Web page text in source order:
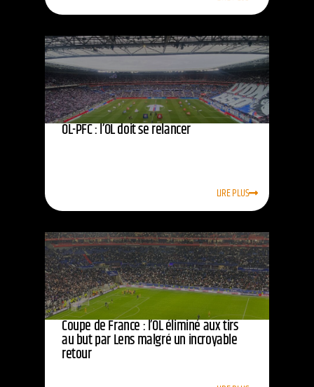
OL-PFC : l’OL doit se relancer
LIRE PLUS
Coupe de France : l’OL éliminé aux tirs
au but par Lens malgré un incroyable
retour